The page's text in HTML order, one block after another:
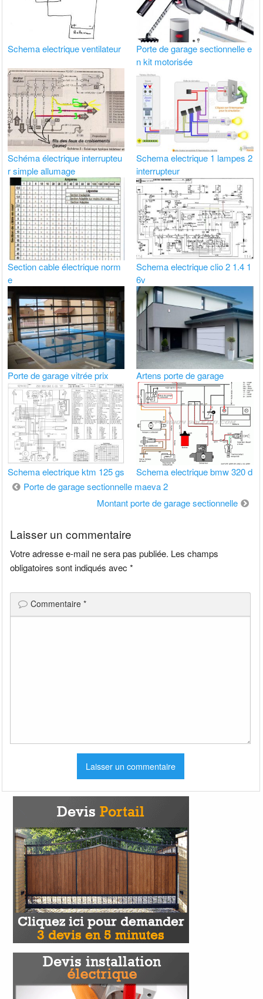
Schema electrique ventilateur
Porte de garage sectionnelle e
n kit motorisée
Schéma électrique interrupteu
r simple allumage
Schema electrique 1 lampes 2
interrupteur
Section cable électrique norm
e
Schema electrique clio 2 1.4 1
6v
Porte de garage vitrée prix Artens porte de garage
Schema electrique ktm 125 gs Schema electrique bmw 320 d
Navigation
Porte de garage sectionnelle maeva 2
Montant porte de garage sectionnelle
Laisser un commentaire
Votre adresse e-mail ne sera pas publiée. Les champs
obligatoires sont indiqués avec*
Commentaire*